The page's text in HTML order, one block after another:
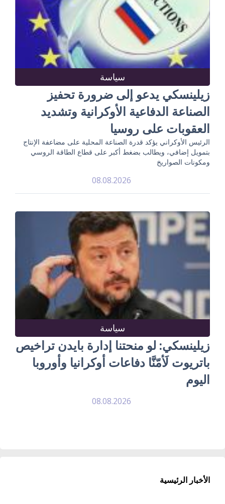
سياسة
زيلينسكي يدعو إلى ضرورة تحفيز
الصناعة الدفاعية الأوكرانية وتشديد
العقوبات على روسيا
الرئيس الأوكراني يؤكد قدرة الصناعة المحلية على مضاعفة الإنتاج
بتمويل إضافي، ويطالب بضغط أكبر على قطاع الطاقة الروسي
ومكونات الصواريخ
08.08.2026
سياسة
زيلينسكي: لو منحتنا إدارة بايدن تراخيص
باتريوت لَأمّنَّا دفاعات أوكرانيا وأوروبا
اليوم
08.08.2026
الأخبار الرئيسية